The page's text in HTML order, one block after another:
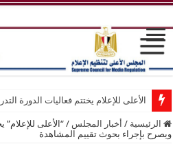
الأعلى للإعلام يختتم فعاليات الدورة
الرئيسية / أخبار المجلس / “الأعلى
ويصرح بإجراء بحوث تقييم المشاهدة